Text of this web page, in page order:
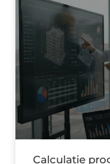
Calculatie